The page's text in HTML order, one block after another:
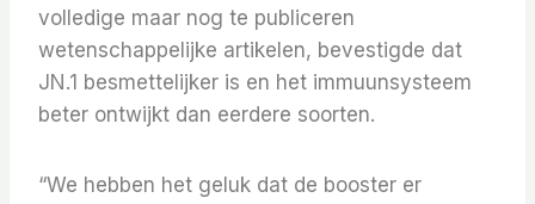
volledige maar nog te publiceren
wetenschappelijke artikelen, bevestigde dat
JN.1 besmettelijker is en het immuunsysteem
beter ontwijkt dan eerdere soorten.
“We hebben het geluk dat de booster er